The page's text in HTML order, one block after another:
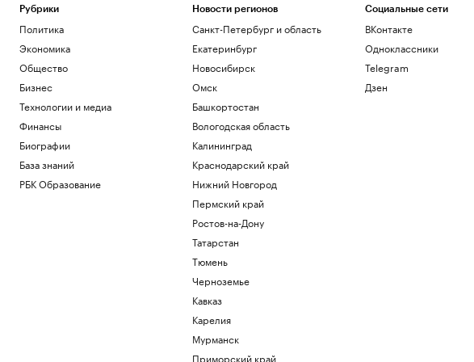
Рубрики
Политика
Экономика
Общество
Бизнес
Технологии и медиа
Финансы
Биографии
База знаний
РБК Образование
Новости регионов
Санкт-Петербург и область
Екатеринбург
Новосибирск
Омск
Башкортостан
Вологодская область
Калининград
Краснодарский край
Нижний Новгород
Пермский край
Ростов-на-Дону
Татарстан
Тюмень
Черноземье
Кавказ
Карелия
Мурманск
Приморский край
Социальные сети
ВКонтакте
Одноклассники
Telegram
Дзен